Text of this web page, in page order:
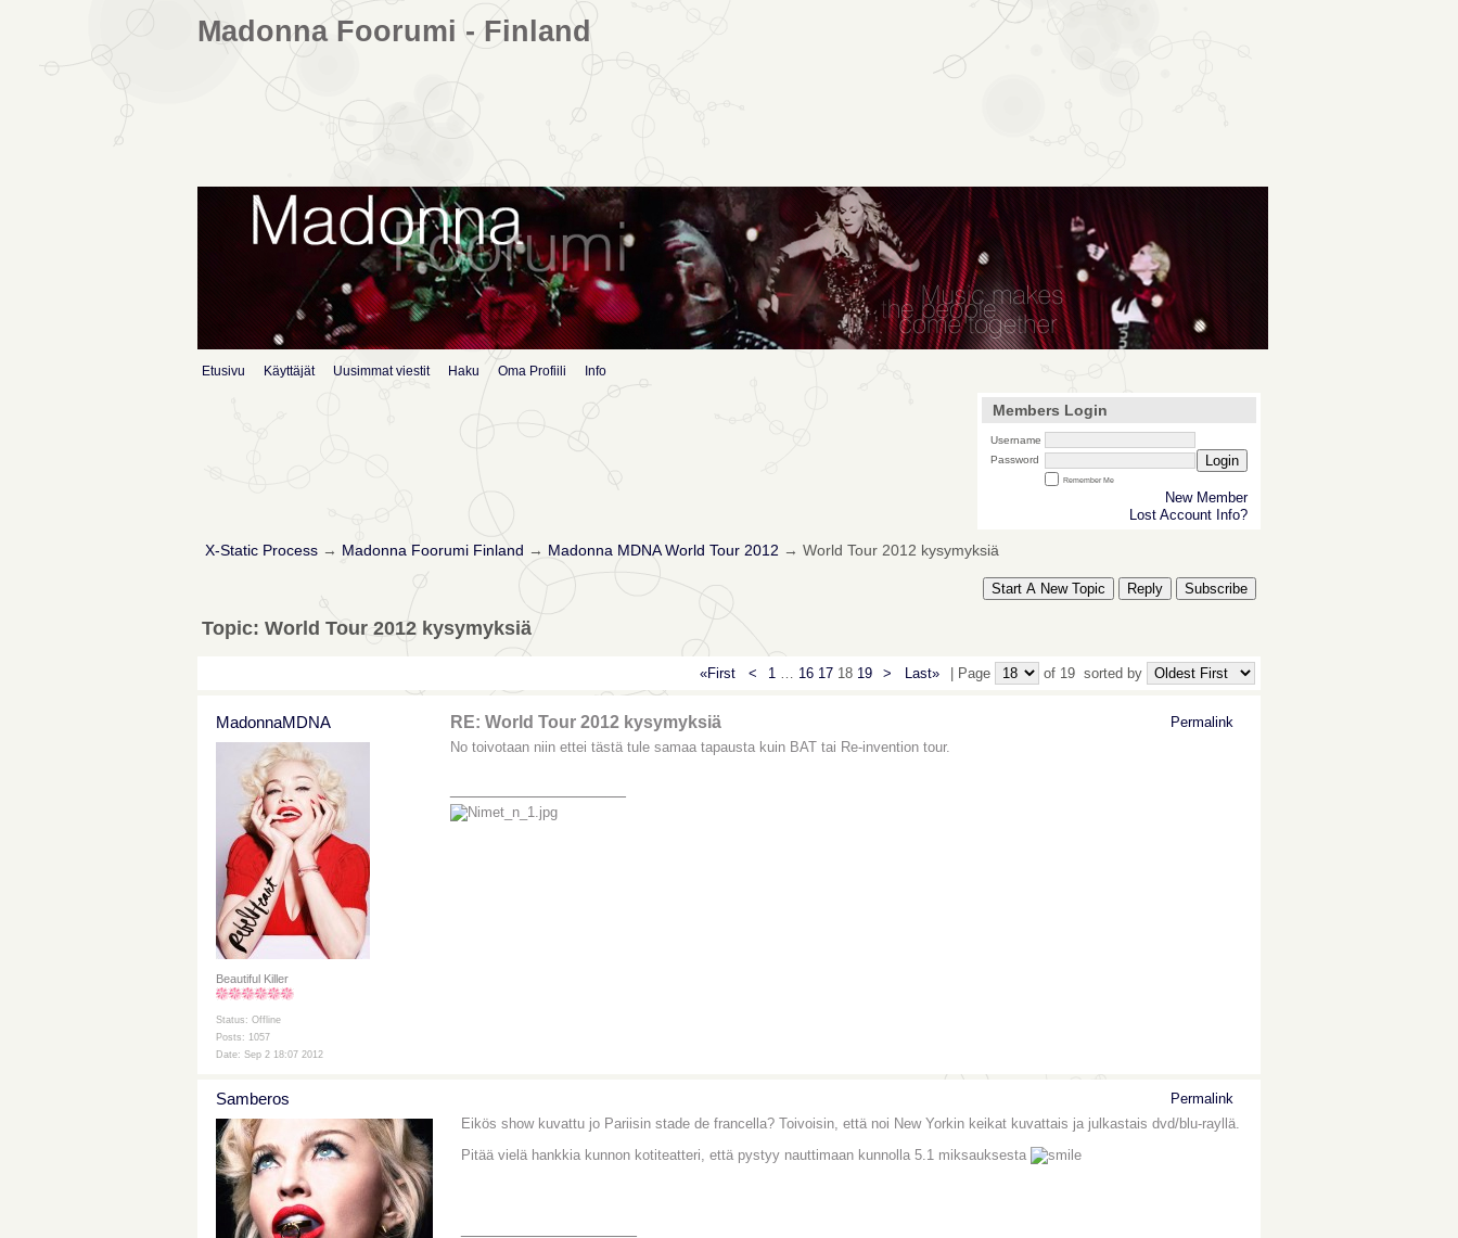
Madonna Foorumi - Finland
Etusivu Käyttäjät Uusimmat viestit Haku Oma Profiili Info
Members Login
Username
Password
Login
Remember Me
New Member
Lost Account Info?
X-Static Process→ Madonna Foorumi Finland → Madonna MDNA World Tour 2012 → World Tour 2012 kysymyksiä
Start A New Topic Reply Subscribe
Topic: World Tour 2012 kysymyksiä
«First < 1… 16 1718 19 > Last» | Page of 19 sorted by
MadonnaMDNA
Beautiful Killer
Status: Offline
Posts: 1057
Date: Sep 2 18:07 2012
RE: World Tour 2012 kysymyksiä
Permalink
No toivotaan niin ettei tästä tule samaa tapausta kuin BAT tai Re-invention tour.
Samberos
Permalink
Eikös show kuvattu jo Pariisin stade de francella? Toivoisin, että noi New Yorkin keikat kuvattais ja julkastais dvd/blu-rayllä.
Pitää vielä hankkia kunnon kotiteatteri, että pystyy nauttimaan kunnolla 5.1 miksauksesta